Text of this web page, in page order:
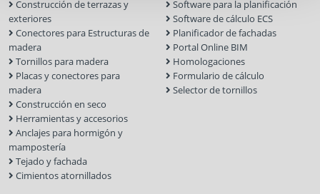
Construcción de terrazas y
exteriores
Conectores para Estructuras de
madera
Tornillos para madera
Placas y conectores para
madera
Construcción en seco
Herramientas y accesorios
Anclajes para hormigón y
mampostería
Tejado y fachada
Cimientos atornillados
Software para la planificación
Software de cálculo ECS
Planificador de fachadas
Portal Online BIM
Homologaciones
Formulario de cálculo
Selector de tornillos